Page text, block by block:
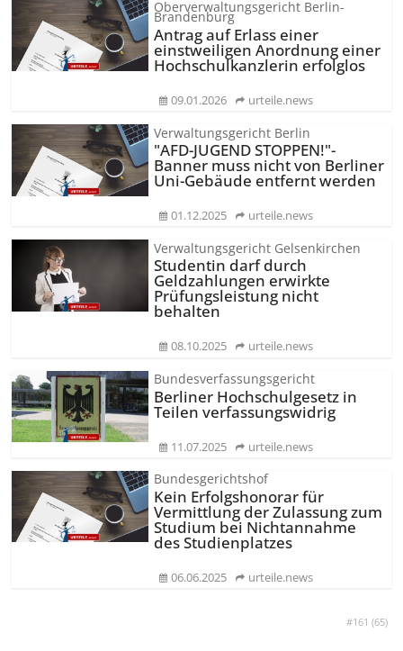
#161 (65)
Oberverwaltungsgericht Berlin-
Brandenburg
Antrag auf Erlass einer
einstweiligen Anordnung einer
Hochschulkanzlerin erfolglos
09.01.2026 urteile.news
Verwaltungsgericht Berlin
"AFD-JUGEND STOPPEN!"-
Banner muss nicht von Berliner
Uni-Gebäude entfernt werden
01.12.2025 urteile.news
Verwaltungsgericht Gelsenkirchen
Studentin darf durch
Geldzahlungen erwirkte
Prüfungsleistung nicht
behalten
08.10.2025 urteile.news
Bundesverfassungsgericht
Berliner Hochschulgesetz in
Teilen verfassungswidrig
11.07.2025 urteile.news
Bundesgerichtshof
Kein Erfolgshonorar für
Vermittlung der Zulassung zum
Studium bei Nichtannahme
des Studienplatzes
06.06.2025 urteile.news